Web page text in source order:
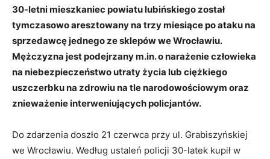
30-letni mieszkaniec powiatu lubińskiego został
tymczasowo aresztowany na trzy miesiące po ataku na
sprzedawcę jednego ze sklepów we Wrocławiu.
Mężczyzna jest podejrzany m.in. o narażenie człowieka
na niebezpieczeństwo utraty życia lub ciężkiego
uszczerbku na zdrowiu na tle narodowościowym oraz
znieważenie interweniujących policjantów.
Do zdarzenia doszło 21 czerwca przy ul. Grabiszyńskiej
we Wrocławiu. Według ustaleń policji 30-latek kupił w